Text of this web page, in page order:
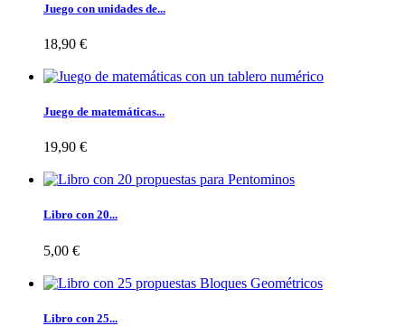
Juego con unidades de...
18,90 €
Juego de matemáticas...
19,90 €
Libro con 20...
5,00 €
Libro con 25...